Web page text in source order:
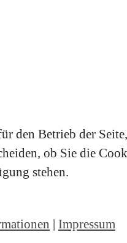
Betrieb der
ob Sie die
stehen.
| Impressum